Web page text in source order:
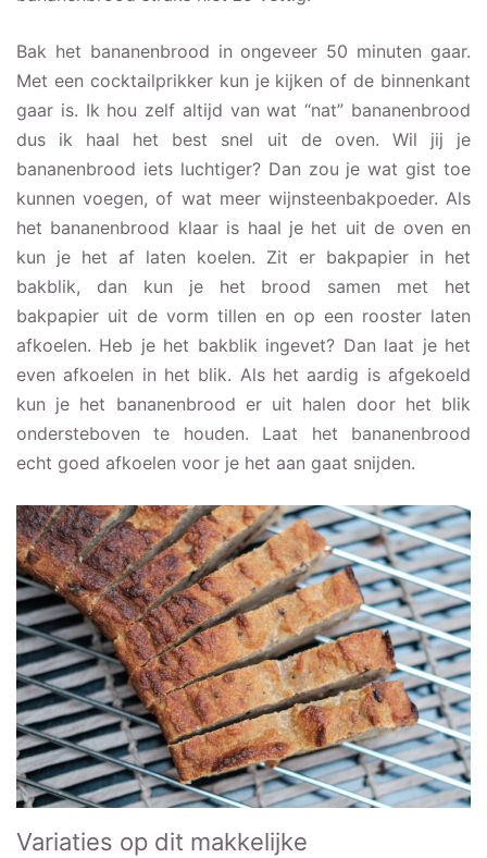
Bak het bananenbrood in ongeveer 50 minuten gaar.
Met een cocktailprikker kun je kijken of de binnenkant
gaar is. Ik hou zelf altijd van wat “nat” bananenbrood
dus ik haal het best snel uit de oven. Wil jij je
bananenbrood iets luchtiger? Dan zou je wat gist toe
kunnen voegen, of wat meer wijnsteenbakpoeder. Als
het bananenbrood klaar is haal je het uit de oven en
kun je het af laten koelen. Zit er bakpapier in het
bakblik, dan kun je het brood samen met het
bakpapier uit de vorm tillen en op een rooster laten
afkoelen. Heb je het bakblik ingevet? Dan laat je het
even afkoelen in het blik. Als het aardig is afgekoeld
kun je het bananenbrood er uit halen door het blik
ondersteboven te houden. Laat het bananenbrood
echt goed afkoelen voor je het aan gaat snijden.
Variaties op dit makkelijke